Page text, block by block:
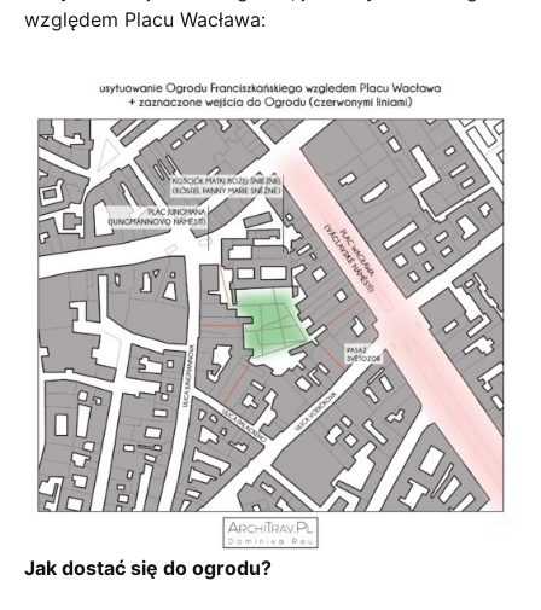
względem Placu Wacława:
Jak dostać się do ogrodu?